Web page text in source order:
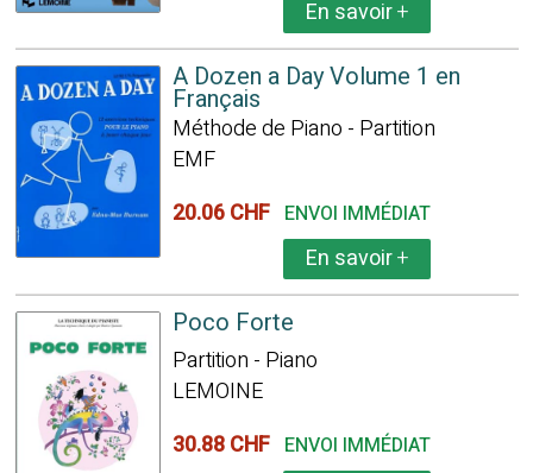
En savoir+
A Dozen a Day Volume 1 en
Français
Méthode de Piano - Partition
EMF
20.06 CHF ENVOI IMMÉDIAT
En savoir+
Poco Forte
Partition - Piano
LEMOINE
30.88 CHF ENVOI IMMÉDIAT